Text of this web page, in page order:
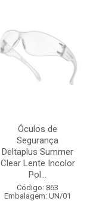
Óculos de
Segurança
Deltaplus Summer
Clear Lente Incolor
Pol...
Código: 863
Embalagem: UN/01